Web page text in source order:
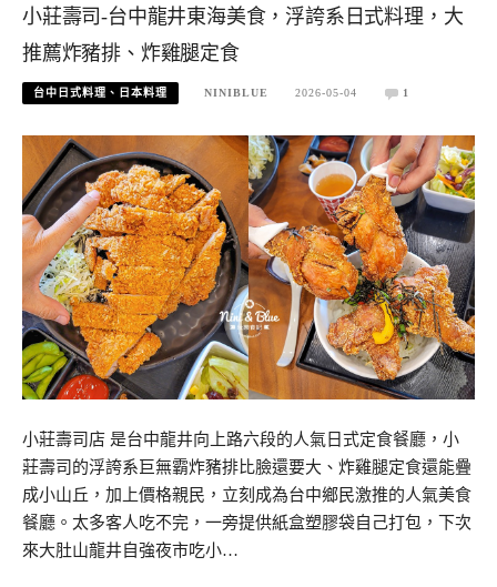
小莊壽司-台中龍井東海美食，浮誇系日式料理，大
推薦炸豬排、炸雞腿定食
台中日式料理、日本料理 NINIBLUE 2026-05-04 1
小莊壽司店 是台中龍井向上路六段的人氣日式定食餐廳，小
莊壽司的浮誇系巨無霸炸豬排比臉還要大、炸雞腿定食還能疊
成小山丘，加上價格親民，立刻成為台中鄉民激推的人氣美食
餐廳。太多客人吃不完，一旁提供紙盒塑膠袋自己打包，下次
來大肚山龍井自強夜市吃小…